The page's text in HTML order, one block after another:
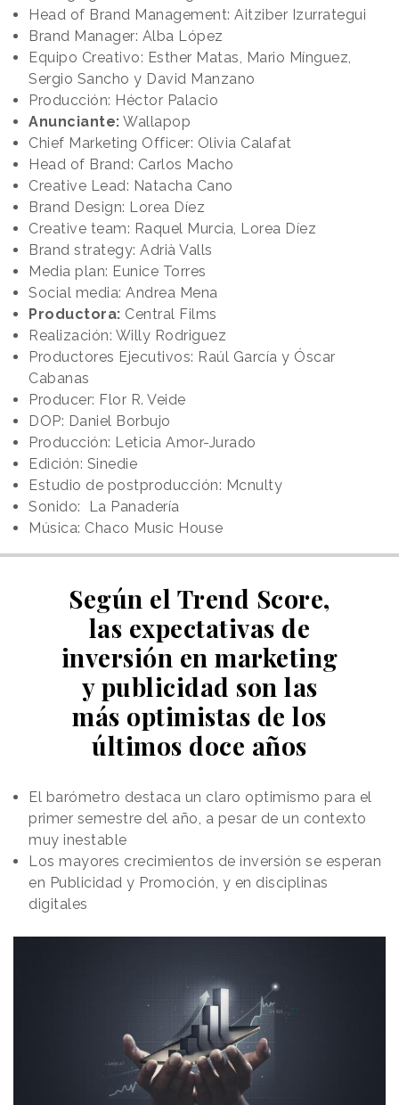
Head of Brand Management: Aitziber Izurrategui
Brand Manager: Alba López
Equipo Creativo: Esther Matas, Mario Mínguez,
Sergio Sancho y David Manzano
Producción: Héctor Palacio
Anunciante: Wallapop
Chief Marketing Officer: Olivia Calafat
Head of Brand: Carlos Macho
Creative Lead: Natacha Cano
Brand Design: Lorea Díez
Creative team: Raquel Murcia, Lorea Díez
Brand strategy: Adrià Valls
Media plan: Eunice Torres
Social media: Andrea Mena
Productora: Central Films
Realización: Willy Rodriguez
Productores Ejecutivos: Raúl García y Óscar
Cabanas
Producer: Flor R. Veide
DOP: Daniel Borbujo
Producción: Leticia Amor-Jurado
Edición: Sinedie
Estudio de postproducción: Mcnulty
Sonido: La Panadería
Música: Chaco Music House
Según el Trend Score,
las expectativas de
inversión en marketing
y publicidad son las
más optimistas de los
últimos doce años
El barómetro destaca un claro optimismo para el
primer semestre del año, a pesar de un contexto
muy inestable
Los mayores crecimientos de inversión se esperan
en Publicidad y Promoción, y en disciplinas
digitales